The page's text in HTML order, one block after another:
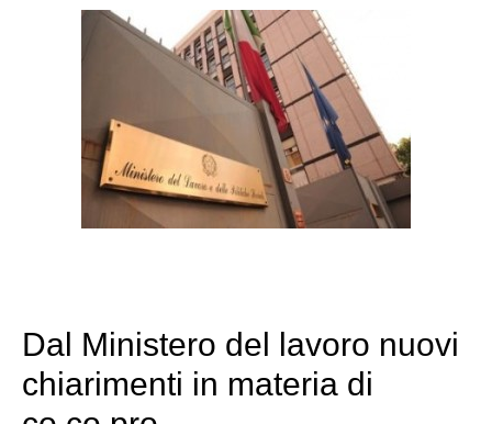
Dal Ministero del lavoro nuovi
chiarimenti in materia di